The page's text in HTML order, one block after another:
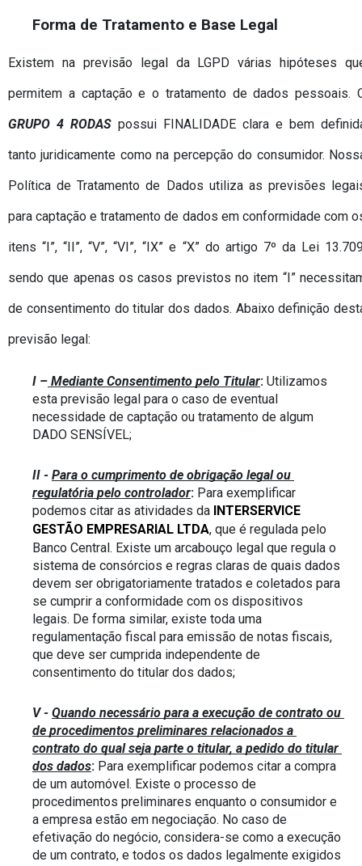
Forma de Tratamento e Base Legal
Existem na previsão legal da LGPD várias hipóteses
GRUPO 4 RODAS possui FINALIDADE clara e bem
tanto juridicamente como na percepção do consumidor.
Política de Tratamento de Dados utiliza as previsões
para captação e tratamento de dados em conformidade com
itens “I”, “II”, “V”, “VI”, “IX” e “X” do artigo 7º da Lei
sendo que apenas os casos previstos no item “I”
de consentimento do titular dos dados. Abaixo definição
previsão legal:
I – Mediante Consentimento pelo Titular: Utilizamos
esta previsão legal para o caso de eventual
necessidade de captação ou tratamento de algum
DADO SENSÍVEL;
II - Para o cumprimento de obrigação legal ou
regulatória pelo controlador: Para exemplificar
podemos citar as atividades da INTERSERVICE
GESTÃO EMPRESARIAL LTDA, que é regulada pelo
Banco Central. Existe um arcabouço legal que regula o
sistema de consórcios e regras claras de quais dados
devem ser obrigatoriamente tratados e coletados para
se cumprir a conformidade com os dispositivos
legais. De forma similar, existe toda uma
regulamentação fiscal para emissão de notas fiscais,
que deve ser cumprida independente de
consentimento do titular dos dados;
V - Quando necessário para a execução de contrato ou
de procedimentos preliminares relacionados a
contrato do qual seja parte o titular, a pedido do titular
dos dados: Para exemplificar podemos citar a compra
de um automóvel. Existe o processo de
procedimentos preliminares enquanto o consumidor e
a empresa estão em negociação. No caso de
efetivação do negócio, considera-se como a execução
de um contrato, e todos os dados legalmente exigidos